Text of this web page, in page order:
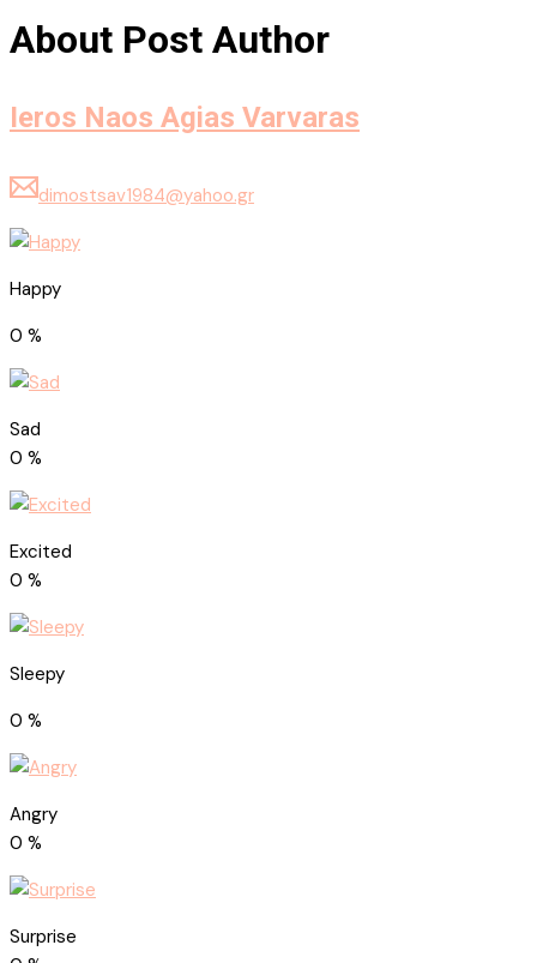
About Post Author
Ieros Naos Agias Varvaras
dimostsav1984@yahoo.gr
Happy
0 %
Sad
0 %
Excited
0 %
Sleepy
0 %
Angry
0 %
Surprise